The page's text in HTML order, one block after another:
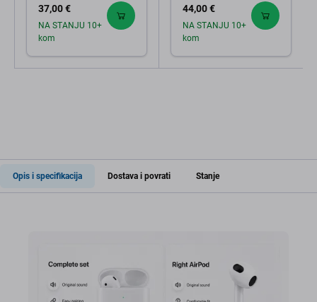
37,00 €
NA STANJU 10+
kom
44,00 €
NA STANJU 10+
kom
Opis i specifikacija Dostava i povrati Stanje